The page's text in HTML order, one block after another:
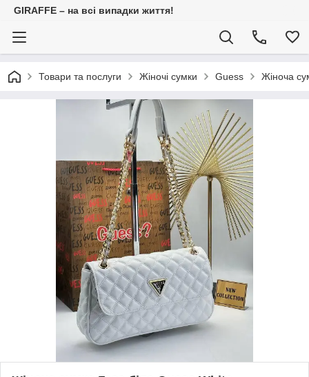
GIRAFFE – на всі випадки життя!
Товари та послуги Жіночі сумки Guess Жіноча